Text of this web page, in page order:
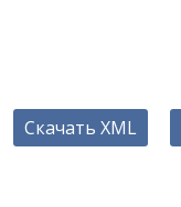
Скачать XML